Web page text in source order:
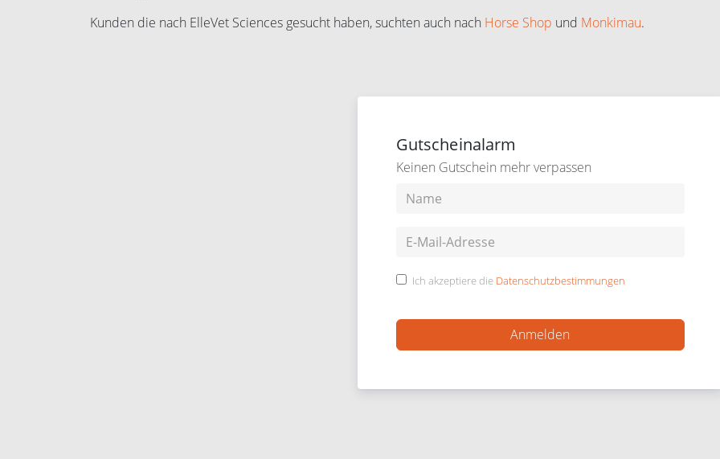
Kunden die nach ElleVet Sciences gesucht haben, suchten auch nach Horse Shop und Monkimau.
Gutscheinalarm
Keinen Gutschein mehr verpassen
Ich akzeptiere die Datenschutzbestimmungen